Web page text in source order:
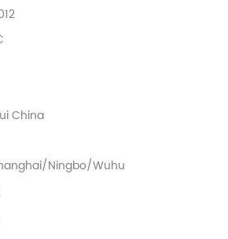
China
Ningbo/Wuhu